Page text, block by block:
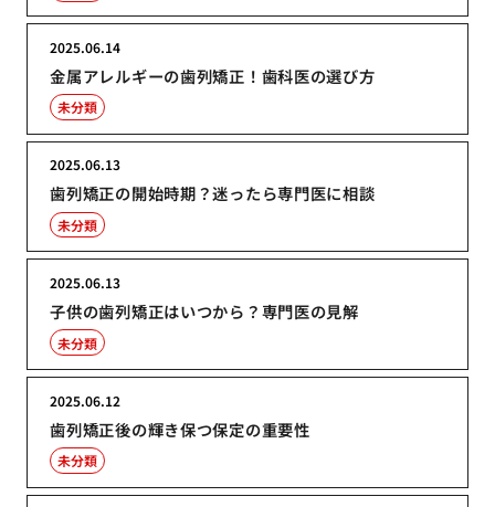
金属アレルギーの歯列矯正！歯科医の選び方
2025.06.14
未分類
歯列矯正の開始時期？迷ったら専門医に相談
2025.06.13
未分類
子供の歯列矯正はいつから？専門医の見解
2025.06.13
未分類
歯列矯正後の輝き保つ保定の重要性
2025.06.12
未分類